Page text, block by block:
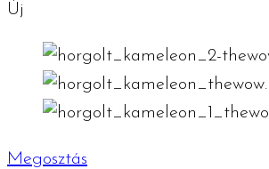
Új
Megosztás